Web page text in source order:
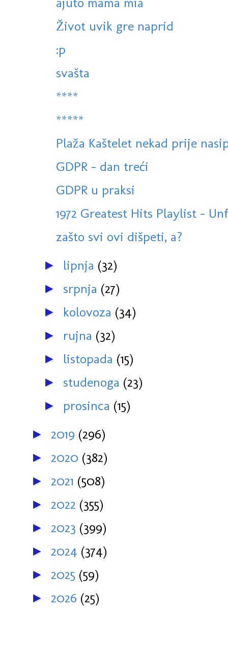
Život uvik gre naprid
:p
svašta
****
*****
Plaža Kaštelet nekad prije
GDPR - dan treći
GDPR u praksi
1972 Greatest Hits Playlist -
zašto svi ovi dišpeti, a?
► lipnja (32)
► srpnja (27)
► kolovoza (34)
► rujna (32)
► listopada (15)
► studenoga (23)
► prosinca (15)
► 2019 (296)
► 2020 (382)
► 2021 (508)
► 2022 (355)
► 2023 (399)
► 2024 (374)
► 2025 (59)
► 2026 (25)